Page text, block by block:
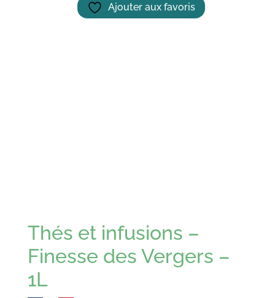
Ajouter aux favoris
Thés et infusions –
Finesse des Vergers –
1L